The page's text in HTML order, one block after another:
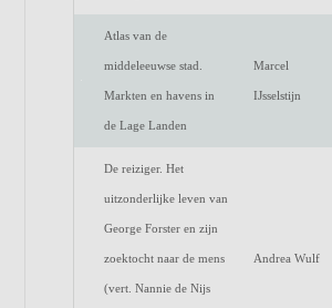
Atlas van de
middeleeuwse stad.
Markten en havens in
de Lage Landen
Marcel
IJsselstijn
De reiziger. Het
uitzonderlijke leven van
George Forster en zijn
zoektocht naar de mens
(vert. Nannie de Nijs
Andrea Wulf